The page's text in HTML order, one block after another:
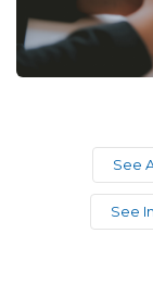
See
See